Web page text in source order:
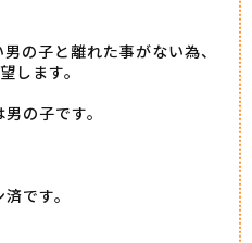
の子と離れた事がない為、
します。
の子です。
です。